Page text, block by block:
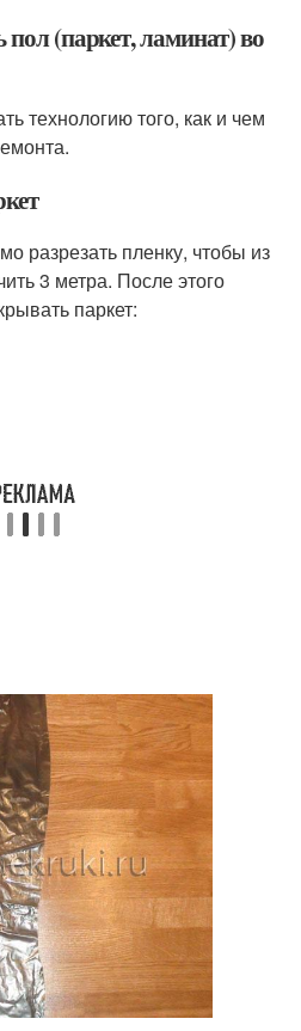
(паркет, ламинат) во
технологию того, как и чем
разрезать пленку, чтобы из
3 метра. После этого
паркет: